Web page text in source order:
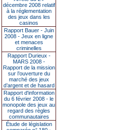
décembre 2008 relatif
à la réglementation
des jeux dans les
casinos
Rapport Bauer - Juin
2008 - Jeux en ligne
et menaces
criminelles
Rapport Durieux -
MARS 2008 -
Rapport de la mission
sur l’ouverture du
marché des jeux
d’argent et de hasard
Rapport d'information
du 6 février 2008 - le
monopole des jeux au
regard des règles
communautaires
Étude de législation